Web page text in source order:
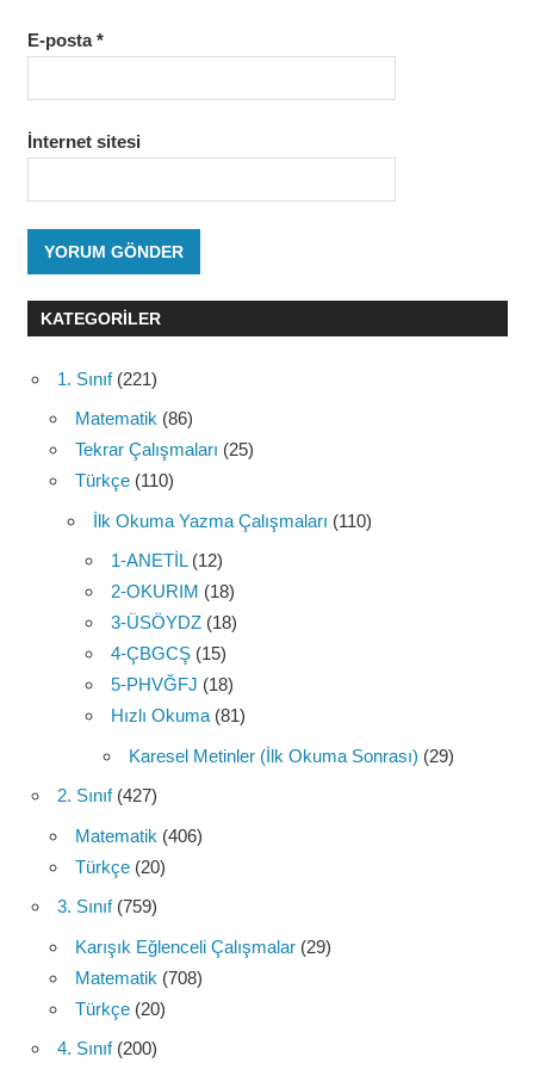
E-posta*
İnternet sitesi
KATEGORILER
1. Sınıf(221)
Matematik (86)
Tekrar Çalışmaları (25)
Türkçe (110)
İlk Okuma Yazma Çalışmaları (110)
1-ANETİL(12)
2-OKURIM (18)
3-ÜSÖYDZ (18)
4-ÇBGCŞ (15)
5-PHVĞFJ (18)
Hızlı Okuma (81)
Karesel Metinler (İlk Okuma Sonrası) (29)
2. Sınıf(427)
Matematik (406)
Türkçe (20)
3. Sınıf(759)
Karışık Eğlenceli Çalışmalar (29)
Matematik (708)
Türkçe (20)
4. Sınıf(200)